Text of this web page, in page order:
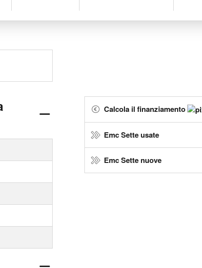
Calcola il finanziamento
Emc Sette usate
Emc Sette nuove